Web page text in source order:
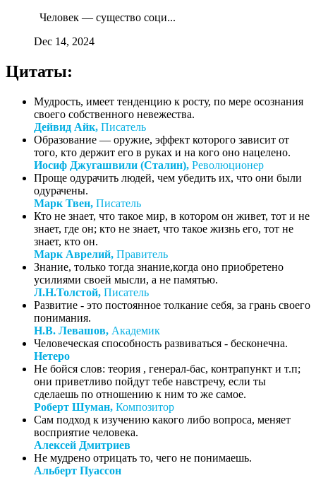
Человек — существо соци...
Dec 14, 2024
Цитаты:
Мудрость, имеет тенденцию к росту, по мере осознания
своего собственного невежества.
Дейвид Айк, Писатель
Образование — оружие, эффект которого зависит от
того, кто держит его в руках и на кого оно нацелено.
Иосиф Джугашвили (Сталин), Революционер
Проще одурачить людей, чем убедить их, что они были
одурачены.
Марк Твен, Писатель
Кто не знает, что такое мир, в котором он живет, тот и не
знает, где он; кто не знает, что такое жизнь его, тот не
знает, кто он.
Марк Аврелий, Правитель
Знание, только тогда знание,когда оно приобретено
усилиями своей мысли, а не памятью.
Л.Н.Толстой, Писатель
Развитие - это постоянное толкание себя, за грань своего
понимания.
Н.В. Левашов, Академик
Человеческая способность развиваться - бесконечна.
Нетеро
Не бойся слов: теория , генерал-бас, контрапункт и т.п;
они приветливо пойдут тебе навстречу, если ты
сделаешь по отношению к ним то же самое.
Роберт Шуман, Композитор
Сам подход к изучению какого либо вопроса, меняет
восприятие человека.
Алексей Дмитриев
Не мудрено отрицать то, чего не понимаешь.
Альберт Пуассон